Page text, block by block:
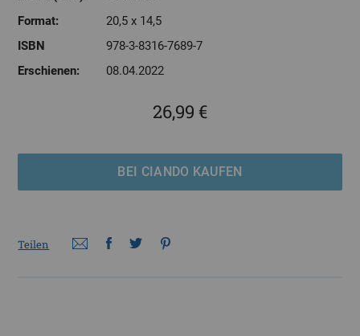
Format:
20,5 x 14,5
ISBN
978-3-8316-7689-7
Erschienen:
08.04.2022
26,99 €
BEI CIANDO KAUFEN
Teilen